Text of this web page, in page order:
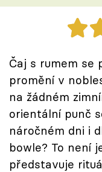
Sledujte
Přihlášení
Sledujte nás
Čaj s rumem se
promění v
na žádném
orientální punč
náročném dni i
bowle? To není
představuje